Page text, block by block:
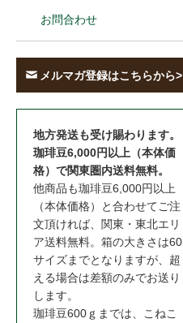
お問合わせ
メルマガ登録はこちらから>
地方発送も受け賜わります。
珈琲豆6,000円以上（本体価
格）で関東圏内送料無料。
他商品も珈琲豆6,000円以上
（本体価格）と合わせてご注
文頂ければ、関東・東北エリ
ア送料無料。箱の大きさは60
サイズまでとなりますが、超
える場合は差額のみでお送り
します。
珈琲豆600ｇまでは、こねこ